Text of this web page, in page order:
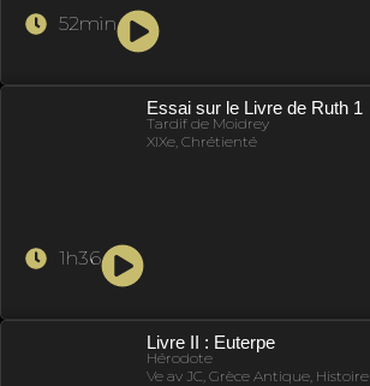
52min
Essai sur le Livre de Ruth 1
Tardif de Moidrey
XIXe, Chrétienté
1h36
Livre II : Euterpe
Hérodote
Ve av JC, Grèce Antique, Histoire